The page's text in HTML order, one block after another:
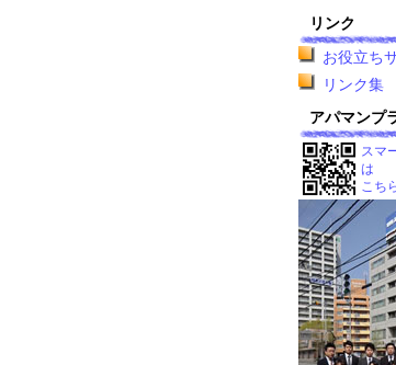
リンク
お役立ち
リンク集
アパマンプ
スマ
は
こち